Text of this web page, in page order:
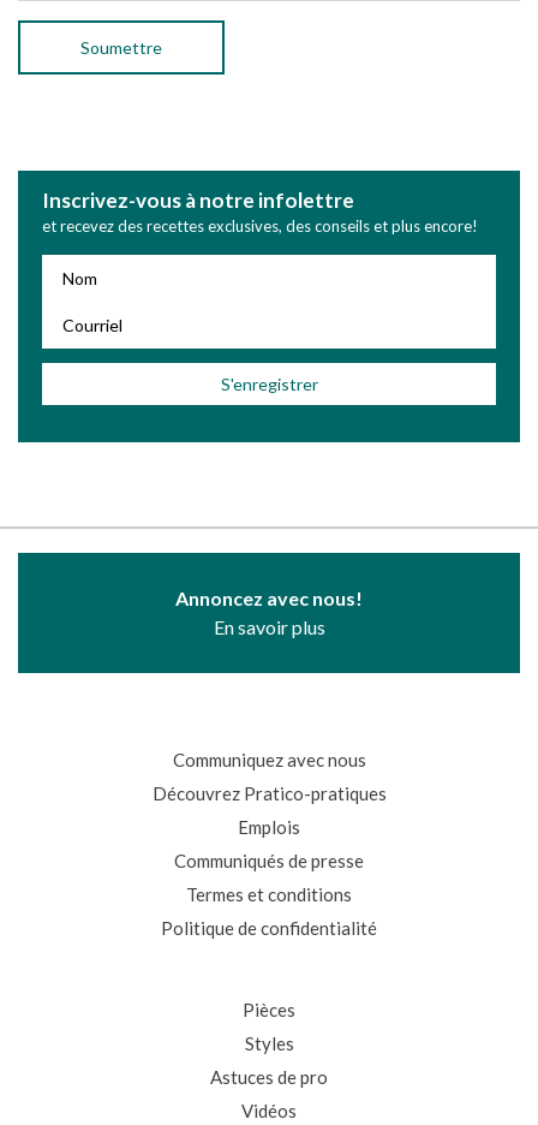
Inscrivez-vous à notre infolettre
et recevez des recettes exclusives, des conseils et plus encore!
Annoncez avec nous!
En savoir plus
Communiquez avec nous
Découvrez Pratico-pratiques
Emplois
Communiqués de presse
Termes et conditions
Politique de confidentialité
Pièces
Styles
Astuces de pro
Vidéos